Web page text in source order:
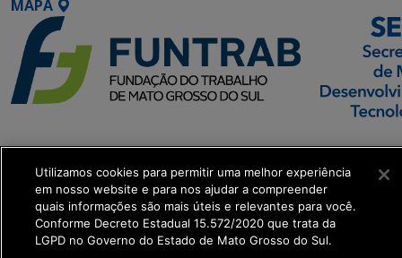
MAPA
SETDIG | Secretaria-
Executiva de
Transformação Digital
get_footer();
Utilizamos cookies para permitir uma melhor experiência
em nosso website e para nos ajudar a compreender
quais informações são mais úteis e relevantes para você.
Conforme Decreto Estadual 15.572/2020 que trata da
LGPD no Governo do Estado de Mato Grosso do Sul.